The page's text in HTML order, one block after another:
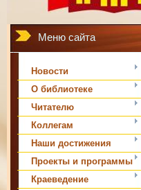
Меню сайта
Новости
О библиотеке
Читателю
Коллегам
Наши достижения
Проекты и программы
Краеведение